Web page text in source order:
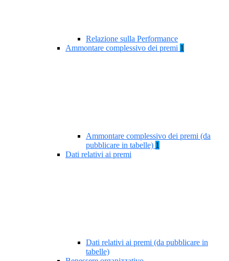
Relazione sulla Performance
Ammontare complessivo dei premi 1
Ammontare complessivo dei premi (da
pubblicare in tabelle) 1
Dati relativi ai premi
Dati relativi ai premi (da pubblicare in
tabelle)